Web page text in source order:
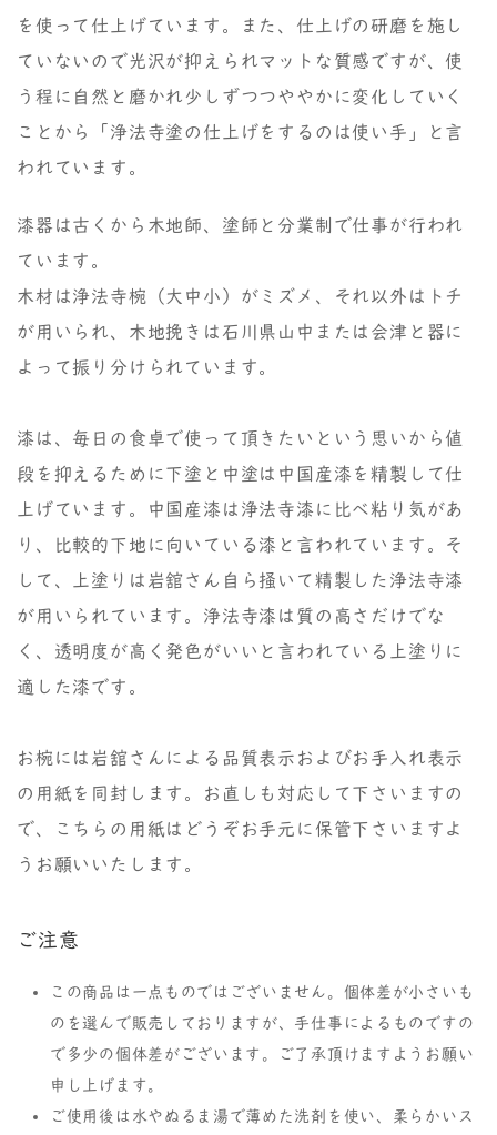
を使って仕上げています。また、仕上げの研磨を施し
ていないので光沢が抑えられマットな質感ですが、使
う程に自然と磨かれ少しずつつややかに変化していく
ことから「浄法寺塗の仕上げをするのは使い手」と言
われています。
漆器は古くから木地師、塗師と分業制で仕事が行われ
ています。
木材は浄法寺椀（大中小）がミズメ、それ以外はトチ
が用いられ、木地挽きは石川県山中または会津と器に
よって振り分けられています。
漆は、毎日の食卓で使って頂きたいという思いから値
段を抑えるために下塗と中塗は中国産漆を精製して仕
上げています。中国産漆は浄法寺漆に比べ粘り気があ
り、比較的下地に向いている漆と言われています。そ
して、上塗りは岩舘さん自ら掻いて精製した浄法寺漆
が用いられています。浄法寺漆は質の高さだけでな
く、透明度が高く発色がいいと言われている上塗りに
適した漆です。
お椀には岩舘さんによる品質表示およびお手入れ表示
の用紙を同封します。お直しも対応して下さいますの
で、こちらの用紙はどうぞお手元に保管下さいますよ
うお願いいたします。
ご注意
この商品は一点ものではございません。個体差が小さいも
のを選んで販売しておりますが、手仕事によるものですの
で多少の個体差がございます。ご了承頂けますようお願い
申し上げます。
ご使用後は水やぬるま湯で薄めた洗剤を使い、柔らかいス